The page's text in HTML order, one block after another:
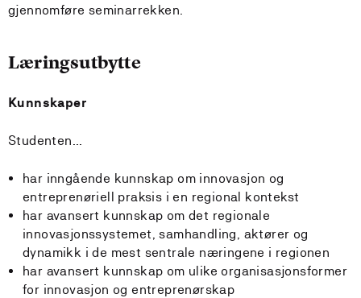
gjennomføre seminarrekken.
Læringsutbytte
Kunnskaper
Studenten...
har inngående kunnskap om innovasjon og
entreprenøriell praksis i en regional kontekst
har avansert kunnskap om det regionale
innovasjonssystemet, samhandling, aktører og
dynamikk i de mest sentrale næringene i regionen
har avansert kunnskap om ulike organisasjonsformer
for innovasjon og entreprenørskap